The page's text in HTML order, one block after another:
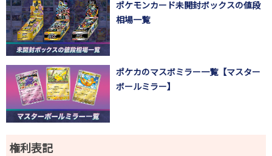
ポケモンカード未開封ボックスの値段
相場一覧
ポケカのマスボミラー一覧【マスター
ボールミラー】
権利表記